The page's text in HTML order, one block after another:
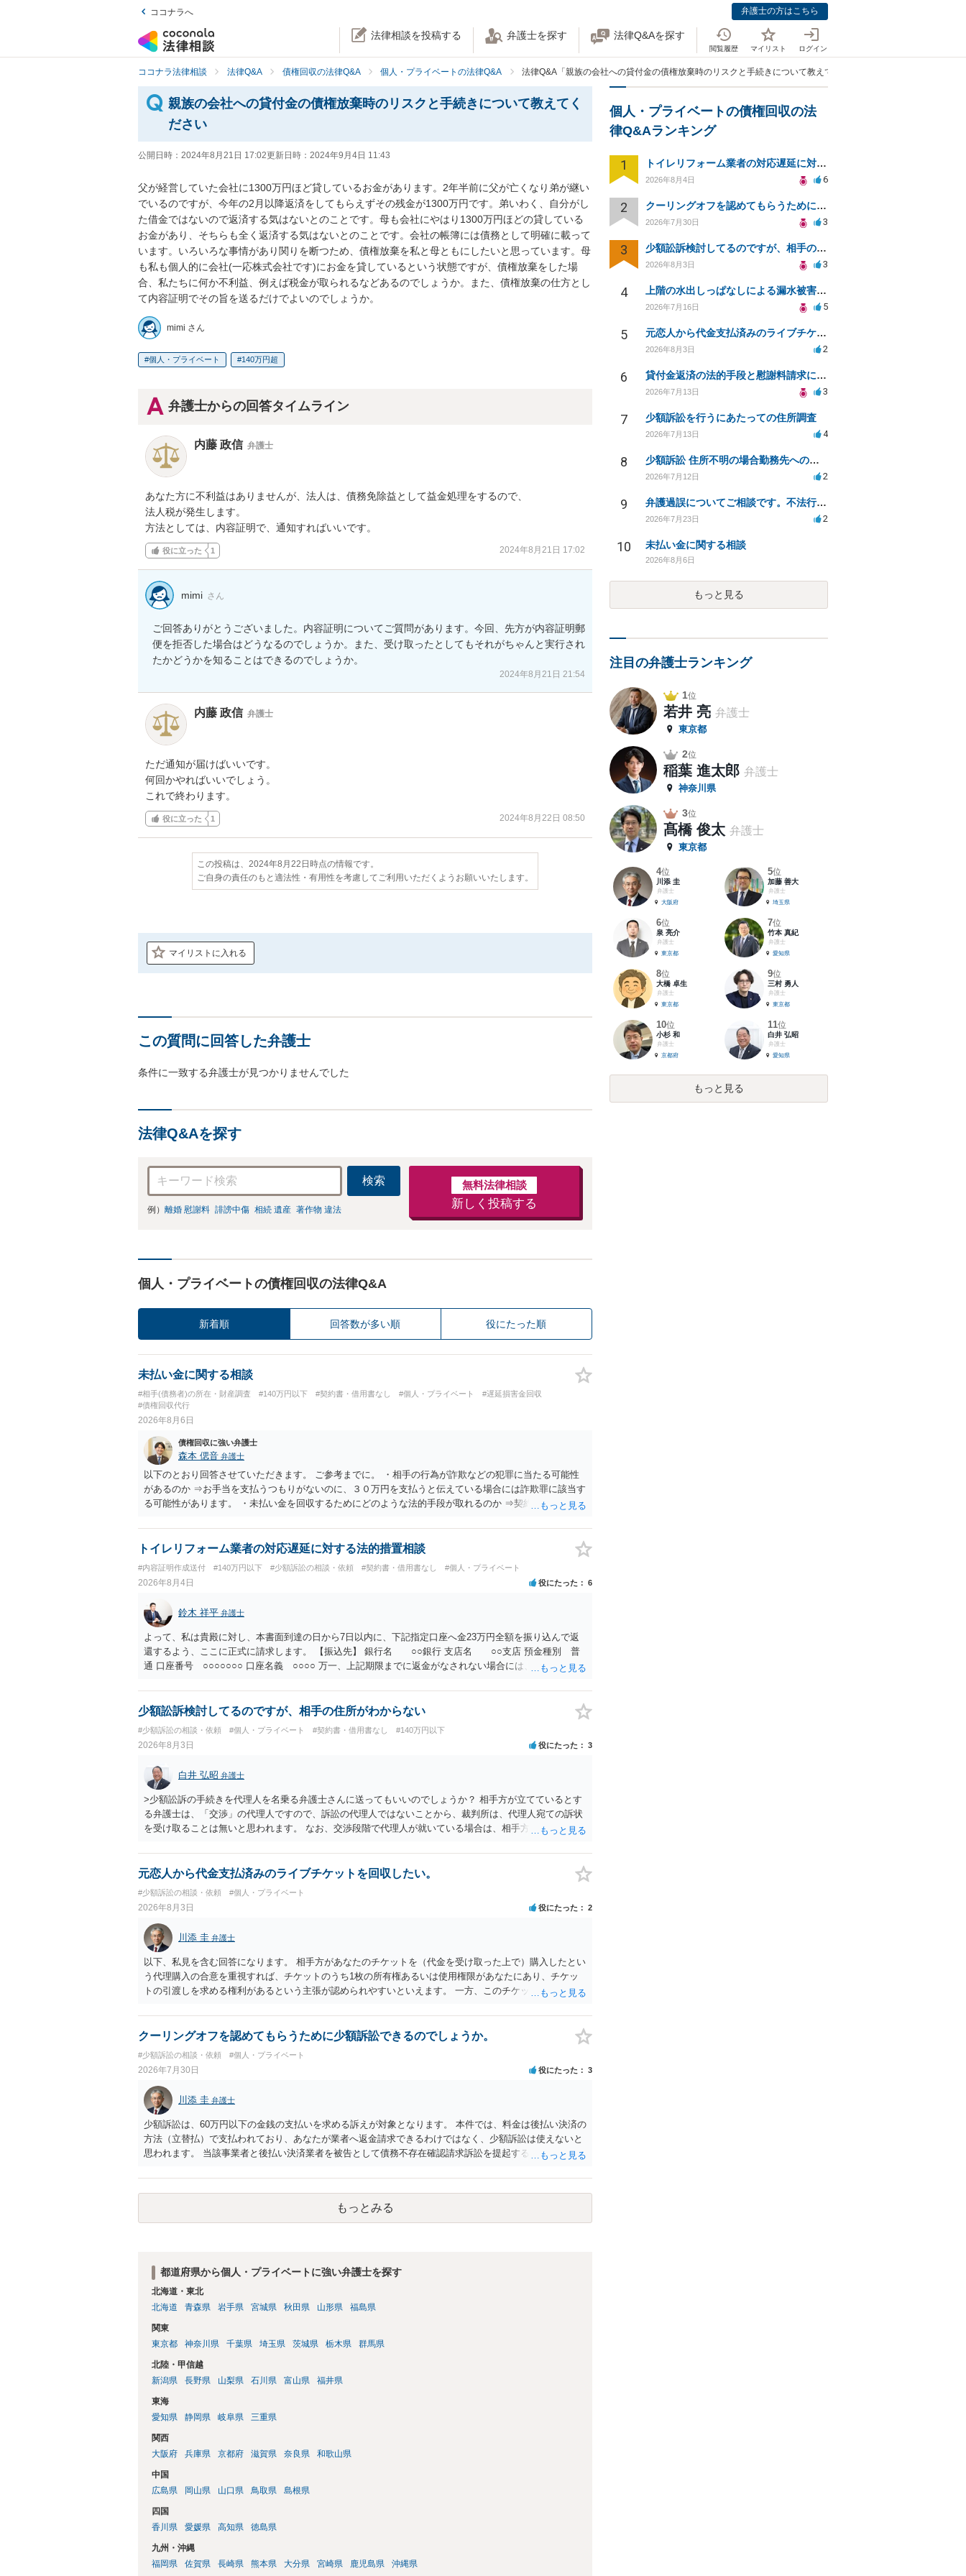
ココナラへ 弁護士の方はこちら
法律相談を投稿する 弁護士を探す 法律Q&Aを探す
閲覧履歴 マイリスト ログイン
ココナラ法律相談 法律Q&A 債権回収の法律Q&A 個人・プライベートの法律Q&A 法律Q&A「親族の会社への貸付金の債権放棄時のリスクと手続きについて教えてください」
親族の会社への貸付金の債権放棄時のリスクと手続きについて教えてく
ださい
公開日時： 2024年8月21日 17:02更新日時： 2024年9月4日 11:43
父が経営していた会社に1300万円ほど貸しているお金があります。2年半前に父が亡くなり弟が継い
でいるのですが、今年の2月以降返済をしてもらえずその残金が1300万円です。弟いわく、自分がし
た借金ではないので返済する気はないとのことです。母も会社にやはり1300万円ほどの貸している
お金があり、そちらも全く返済する気はないとのことです。会社の帳簿には債務として明確に載って
います。いろいろな事情があり関りを断つため、債権放棄を私と母ともにしたいと思っています。母
も私も個人的に会社(一応株式会社です)にお金を貸しているという状態ですが、債権放棄をした場
合、私たちに何か不利益、例えば税金が取られるなどあるのでしょうか。また、債権放棄の仕方とし
て内容証明でその旨を送るだけでよいのでしょうか。
mimi さん
個人・プライベート 140万円超
弁護士からの回答タイムライン
内藤 政信 弁護士
あなた方に不利益はありませんが、法人は、債務免除益として益金処理をするので、
法人税が発生します。
方法としては、内容証明で、通知すればいいです。
役に立った 1 2024年8月21日 17:02
mimi さん
ご回答ありがとうございました。内容証明についてご質問があります。今回、先方が内容証明郵
便を拒否した場合はどうなるのでしょうか。また、受け取ったとしてもそれがちゃんと実行され
たかどうかを知ることはできるのでしょうか。
2024年8月21日 21:54
内藤 政信 弁護士
ただ通知が届けばいいです。
何回かやればいいでしょう。
これで終わります。
役に立った 1 2024年8月22日 08:50
この投稿は、2024年8月22日時点の情報です。
ご自身の責任のもと適法性・有用性を考慮してご利用いただくようお願いいたします。
マイリストに入れる
この質問に回答した弁護士
条件に一致する弁護士が見つかりませんでした
法律Q&Aを探す
検索
例） 離婚 慰謝料 誹謗中傷 相続 遺産 著作物 違法
無料法律相談
新しく投稿する
個人・プライベートの債権回収の法律Q&A
新着順 回答数が多い順 役にたった順
未払い金に関する相談
#相手(債務者)の所在・財産調査 #140万円以下 #契約書・借用書なし #個人・プライベート
#遅延損害金回収
#債権回収代行
2026年8月6日
債権回収に強い弁護士
森本 偲音 弁護士
以下のとおり回答させていただきます。 ご参考までに。 ・相手の行為が詐欺などの犯罪に当たる可能性
があるのか ⇒お手当を支払うつもりがないのに、３０万円を支払うと伝えている場合には詐欺罪に該当す
る可能性があります。 ・未払い金を回収するためにどのような法的手段が取れるのか ⇒契約に基づく履
であるため、公序良俗に反する契約として 民法上無効（民法９０条）となるため、相手方に請求できな
い可能性が高いです。 ・相手の氏名や住所が分からない状態でも対応可能なのか ⇒訴訟等の裁判上の手
トイレリフォーム業者の対応遅延に対する法的措置相談
#内容証明作成送付 #140万円以下 #少額訴訟の相談・依頼 #契約書・借用書なし #個人・プライベート
2026年8月4日 役にたった 6
鈴木 祥平 弁護士
よって、私は貴殿に対し、本書面到達の日から7日以内に、下記指定口座へ金23万円全額を振り込んで返
還するよう、ここに正式に請求します。 【振込先】 銀行名 ○○銀行 支店名 ○○支店 預金種別 普
通 口座番号 ○○○○○○○ 口座名義 ○○○○ 万一、上記期限までに返金がなされない場合には、貴殿には任
を求める民事訴訟、支払督促その他必要な法的手続を直ちに講じます。 その際には、訴訟に要する費用そ
の他法令上認められる金員についても併せて請求する予定ですので、あらかじめ申し添えます。 本件は、
との取引関係や返金時期などの内部事情は、私に対する返還義務の発生や履行時期には何ら影響を及ぼす
ものではありません。 これ以上、本件の解決を不必要に遅延させることなく、誠意をもって速やかに返金
手続を履行されるよう、強く求めます。 以上
少額訟訴検討してるのですが、相手の住所がわからない
#少額訴訟の相談・依頼 #個人・プライベート #契約書・借用書なし #140万円以下
2026年8月3日 役にたった 3
白井 弘昭 弁護士
>少額訟訴の手続きを代理人を名乗る弁護士さんに送ってもいいのでしょうか？ 相手方が立てているとす
る弁護士は、「交渉」の代理人ですので、訴訟の代理人ではないことから、裁判所は、代理人宛ての訴状
を受け取ることは無いと思われます。 なお、交渉段階で代理人が就いている場合は、相手方（被告）の住
合も）、裁判所が当該代理人弁護士に事前連絡し、引き続き訴訟も受任するかを聞いたうえで、受任の意
志が明らかになったところで、直接被告に送達するのではなく、代理人に訴状の受領を促すこともありま
０万円の請求で代理人弁護士に委任するかも疑わしいのですが）も住所は明らかにしないでしょう。 何か
本人を示す事実（振込先などの情報）から、相手の住所等の情報を割り出していくしかないように思えま
す。 以上、ご参考まで。
元恋人から代金支払済みのライブチケットを回収したい。
#少額訴訟の相談・依頼 #個人・プライベート
2026年8月3日 役にたった 2
川添 圭 弁護士
以下、私見を含む回答になります。 相手方があなたのチケットを（代金を受け取った上で）購入したとい
う代理購入の合意を重視すれば、チケットのうち1枚の所有権あるいは使用権限があなたにあり、チケッ
トの引渡しを求める権利があるという主張が認められやすいといえます。 一方、このチケット購入には
ば、交際を終了させたことにより「一緒に行く」という結果の実現に重大な障害が発生しており、当然に
チケットを引き渡すべきといえるかは微妙であり、むしろ返金すべきとするのが当事者の合理的意思に合
場合、交際を解消した2人が当日隣り合わせになることは避けたいという心理が働くことも無理からぬと
ころです。一方、チケットがエリア指定のアリーナ席であれば隣り合わせにならずに済むかもしれません
し、そのチケットが入手困難であったり特別席であったりすれば、判断は変わってくるかもしれません。
当該チケットがチケット転売防止法に規定する特定興行入場券に該当し、券面上使用者が指定されている
場合には、チケット引渡し以外に選択肢がない場合もあるでしょう。 このように、本件の紛争は、法的に
は「当事者の合理的意思」がどこにあるのかを追求した解決が必要になると思われます。なかなか難しい
問題なので、弁護士によっても回答は異なるかもしれません。
クーリングオフを認めてもらうために少額訴訟できるのでしょうか。
#少額訴訟の相談・依頼 #個人・プライベート
2026年7月30日 役にたった 3
川添 圭 弁護士
少額訴訟は、60万円以下の金銭の支払いを求める訴えが対象となります。 本件では、料金は後払い決済の
方法（立替払）で支払われており、あなたが業者へ返金請求できるわけではなく、少額訴訟は使えないと
思われます。 当該事業者と後払い決済業者を被告として債務不存在確認請求訴訟を提起することも考えら
書を送り、もし訴訟や支払督促を行ってきた場合には全面的に争う、というやり方がベターではないかと
思います。弁護士会の相談センター等で、消費者問題に強い弁護士（消費者保護委員会に所属しているな
もっとみる
都道府県から個人・プライベートに強い弁護士を探す
北海道・東北
北海道
青森県 岩手県 宮城県 秋田県 山形県 福島県
関東
東京都
神奈川県 千葉県 埼玉県 茨城県 栃木県 群馬県
北陸・甲信越
新潟県
長野県 山梨県 石川県 富山県 福井県
東海
愛知県
静岡県 岐阜県 三重県
関西
大阪府
兵庫県 京都府 滋賀県 奈良県 和歌山県
中国
広島県
岡山県 山口県 鳥取県 島根県
四国
香川県
愛媛県 高知県 徳島県
九州・沖縄
福岡県
佐賀県 長崎県 熊本県 大分県 宮崎県 鹿児島県 沖縄県
個人・プライベートの債権回収の法
律Q&Aランキング
1 トイレリフォーム業者の対応遅延に対する法的措置相談
2026年8月4日 6
2 クーリングオフを認めてもらうために少額訴訟できるのでしょうか。
2026年7月30日 3
3 少額訟訴検討してるのですが、相手の住所がわからない
2026年8月3日 3
4 上階の水出しっぱなしによる漏水被害、130万円の回収方法を相談したい
2026年7月16日 5
5 元恋人から代金支払済みのライブチケットを回収したい。
2026年8月3日 2
6 貸付金返済の法的手段と慰謝料請求について
2026年7月13日 3
7 少額訴訟を行うにあたっての住所調査
2026年7月13日 4
8 少額訴訟 住所不明の場合勤務先への書類送達は可能？
2026年7月12日 2
9 弁護過誤についてご相談です。不法行為の遅延損害金起算日について。
2026年7月23日 2
10 未払い金に関する相談
2026年8月6日
もっと見る
注目の弁護士ランキング
1位
若井 亮 弁護士
東京都
2位
稲葉 進太郎 弁護士
神奈川県
3位
髙橋 俊太 弁護士
東京都
4位
川添 圭
弁護士
大阪府
5位
加藤 善大
弁護士
埼玉県
6位
泉 亮介
弁護士
東京都
7位
竹本 真紀
弁護士
愛知県
8位
大橋 卓生
弁護士
東京都
9位
三村 勇人
弁護士
東京都
10位
小杉 和
弁護士
京都府
11位
白井 弘昭
弁護士
愛知県
もっと見る